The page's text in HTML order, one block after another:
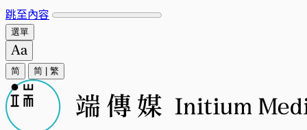
跳至內容
選單
简 简 繁